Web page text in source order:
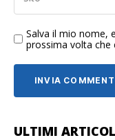
Salva il mio nome,
prossima volta che
ULTIMI